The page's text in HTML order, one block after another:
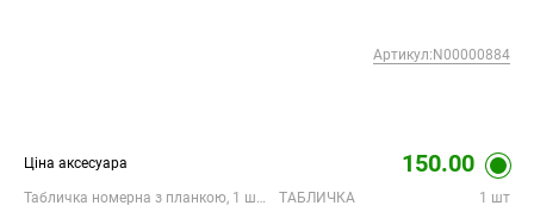
Артикул:N00000884
Ціна аксесуара 150.00
Табличка номерна з планкою, 1 штука ТАБЛИЧКА 1 шт